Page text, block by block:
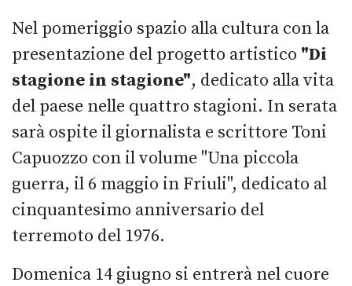
Nel pomeriggio spazio alla cultura con la
presentazione del progetto artistico "Di
stagione in stagione", dedicato alla vita
del paese nelle quattro stagioni. In serata
sarà ospite il giornalista e scrittore Toni
Capuozzo con il volume "Una piccola
guerra, il 6 maggio in Friuli", dedicato al
cinquantesimo anniversario del
terremoto del 1976.
Domenica 14 giugno si entrerà nel cuore